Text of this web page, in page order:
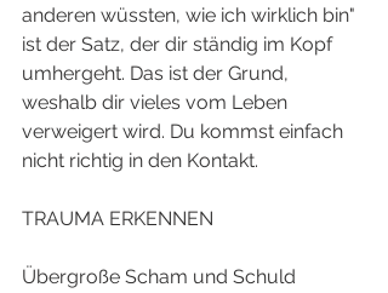
anderen wüssten, wie ich wirklich bin"
ist der Satz, der dir ständig im Kopf
umhergeht. Das ist der Grund,
weshalb dir vieles vom Leben
verweigert wird. Du kommst einfach
nicht richtig in den Kontakt.
TRAUMA ERKENNEN
Übergroße Scham und Schuld